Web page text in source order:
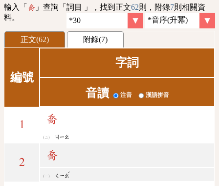
輸入「 喬 」查詢「詞目 」，找到正文62則，附錄7則相關資
料。
正文(62) 附錄(7)
編號
字詞
音讀 注音 漢語拼音
1 喬
ㄐㄧㄠ
2
喬
ㄑㄧㄠ
ˊ